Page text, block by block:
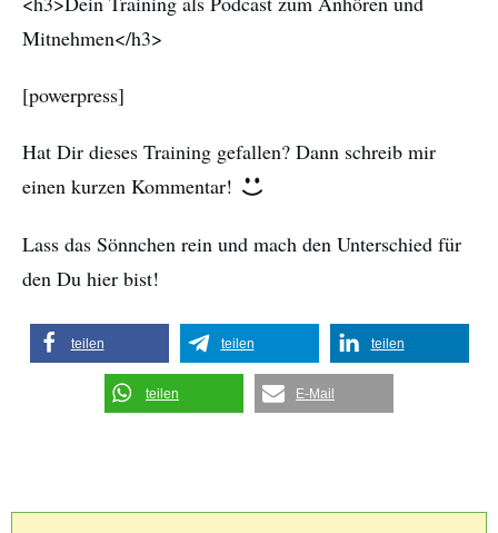
Mitnehmen</h3>
[powerpress]
Hat Dir dieses Training gefallen? Dann schreib mir
einen kurzen Kommentar!
Lass das Sönnchen rein und mach den Unterschied für
den Du hier bist!
teilen teilen teilen
teilen E-Mail